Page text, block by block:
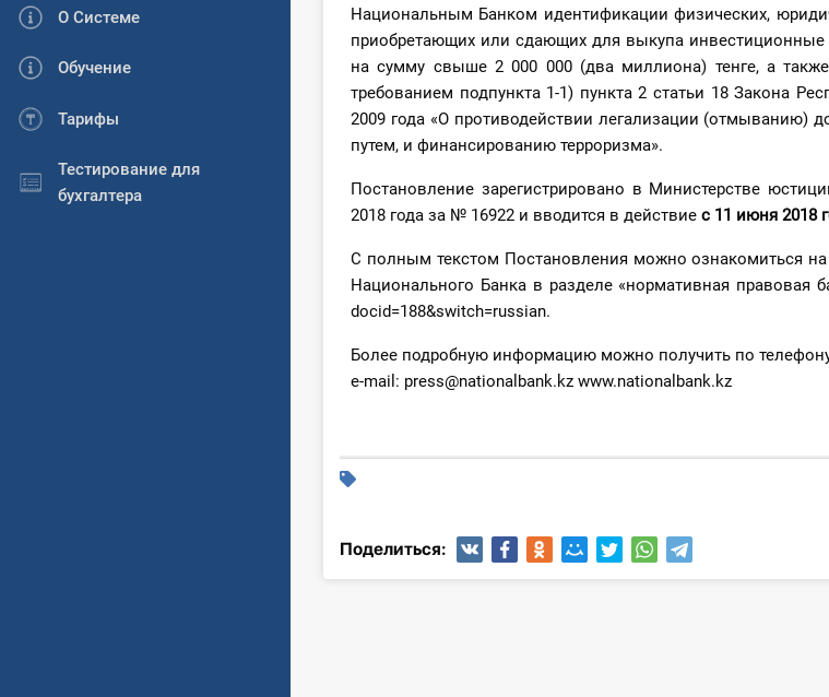
О Системе
Обучение
Тарифы
Тестирование для
бухгалтера
Национальным Банком идентификации физических,
приобретающих или сдающих для выкупа
на сумму свыше 2 000 000 (два миллиона) тенге, а
требованием подпункта 1-1) пункта 2 статьи 18 Закона
2009 года «О противодействии легализации (отмыванию)
путем, и финансированию терроризма».
Постановление зарегистрировано в Министерстве
2018 года за № 16922 и вводится в действие с 11 июня 2018
С полным текстом Постановления можно ознакомиться
Национального Банка в разделе «нормативная правовая
docid=188&switch=russian.
Более подробную информацию можно получить по
e-mail: press@nationalbank.kz www.nationalbank.kz
Поделиться: